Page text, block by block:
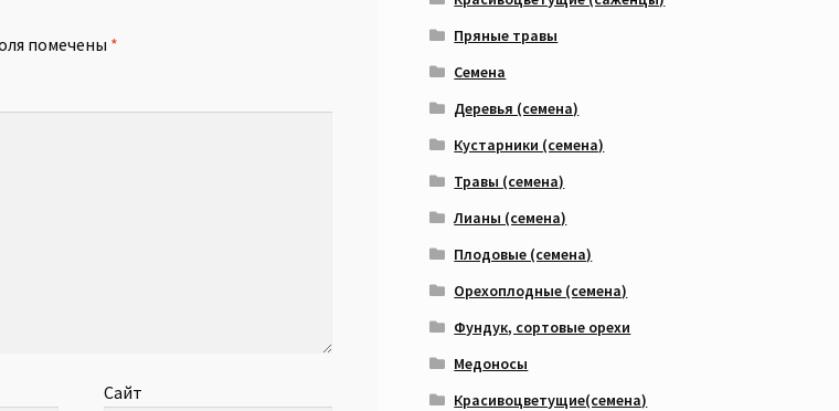
помечены *
Сайт
Пряные травы
Семена
Деревья (семена)
Кустарники (семена)
Травы (семена)
Лианы (семена)
Плодовые (семена)
Орехоплодные (семена)
Фундук, сортовые орехи
Медоносы
Красивоцветущие(семена)